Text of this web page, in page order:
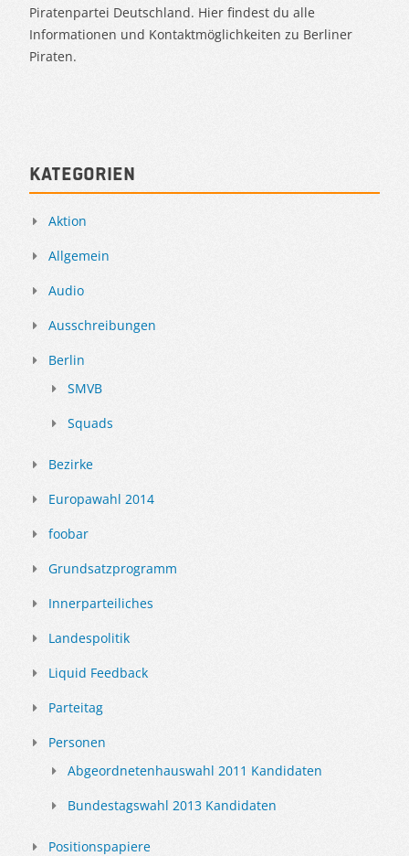
Piratenpartei Deutschland. Hier findest du alle
Informationen und Kontaktmöglichkeiten zu Berliner
Piraten.
Kategorien
Aktion
Allgemein
Audio
Ausschreibungen
Berlin
SMVB
Squads
Bezirke
Europawahl 2014
foobar
Grundsatzprogramm
Innerparteiliches
Landespolitik
Liquid Feedback
Parteitag
Personen
Abgeordnetenhauswahl 2011 Kandidaten
Bundestagswahl 2013 Kandidaten
Positionspapiere